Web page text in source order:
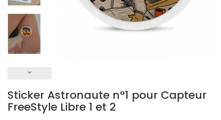
keyboard_arrow_down
Sticker Astronaute n°1 pour Capteur
FreeStyle Libre 1 et 2